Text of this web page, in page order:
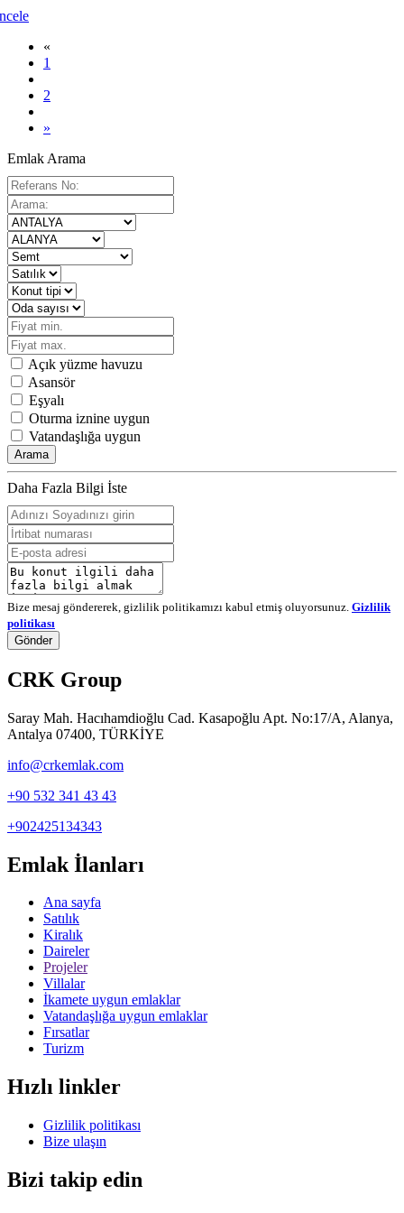
«
1
2
»
Emlak Arama
Açık yüzme havuzu
Asansör
Eşyalı
Oturma iznine uygun
Vatandaşlığa uygun
Arama
Daha Fazla Bilgi İste
Bize mesaj göndererek, gizlilik politikamızı kabul etmiş oluyorsunuz. Gizlilik
politikası
Gönder
CRK Group
Saray Mah. Hacıhamdioğlu Cad. Kasapoğlu Apt. No:17/A, Alanya,
Antalya 07400, TÜRKİYE
info@crkemlak.com
+90 532 341 43 43
+902425134343
Emlak İlanları
Ana sayfa
Satılık
Kiralık
Daireler
Projeler
Villalar
İkamete uygun emlaklar
Vatandaşlığa uygun emlaklar
Fırsatlar
Turizm
Hızlı linkler
Gizlilik politikası
Bize ulaşın
Bizi takip edin